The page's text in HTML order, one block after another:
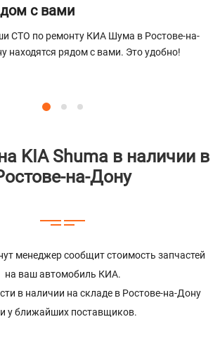
с вами
СТО по ремонту КИА Шума в Ростове-на-
находятся рядом с вами. Это удобно!
KIA Shuma в наличии в
на-Дону
менеджер сообщит стоимость запчастей
на ваш автомобиль КИА.
в наличии на складе в Ростове-на-Дону
у ближайших поставщиков.